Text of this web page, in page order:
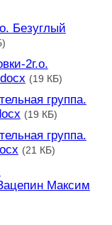
Безуглый
2г.о.
(19 КБ)
группа.
(19 КБ)
группа.
(21 КБ)
Максим